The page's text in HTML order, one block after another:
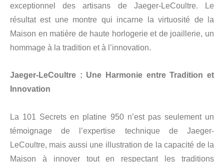
exceptionnel des artisans de Jaeger-LeCoultre. Le
résultat est une montre qui incarne la virtuosité de la
Maison en matière de haute horlogerie et de joaillerie, un
hommage à la tradition et à l’innovation.
Jaeger-LeCoultre : Une Harmonie entre Tradition et
Innovation
La 101 Secrets en platine 950 n’est pas seulement un
témoignage de l’expertise technique de Jaeger-
LeCoultre, mais aussi une illustration de la capacité de la
Maison à innover tout en respectant les traditions